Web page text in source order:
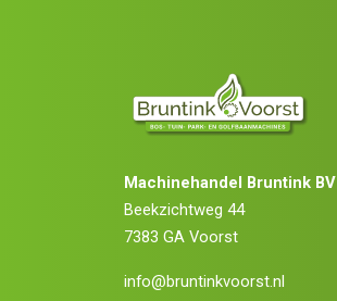
Machinehandel Bruntink BV
Beekzichtweg 44
7383 GA Voorst
info@bruntinkvoorst.nl